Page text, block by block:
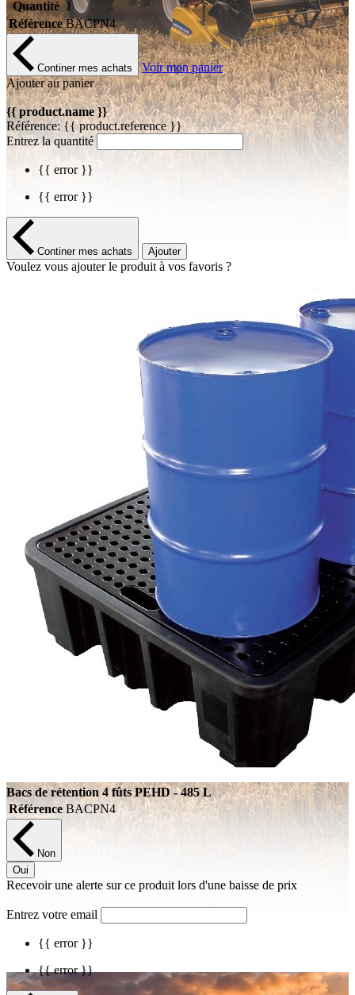
Quantité 1
Référence BACPN4
Continer mes achats
Voir mon panier
Ajouter au panier
{{ product.name }}
Référence: {{ product.reference }}
Entrez la quantité
{{ error }}
{{ error }}
Continer mes achats Ajouter
Voulez vous ajouter le produit à vos favoris ?
Bacs de rétention 4 fûts PEHD - 485 L
Référence BACPN4
Non
Oui
Recevoir une alerte sur ce produit lors d'une baisse de prix
Entrez votre email
{{ error }}
{{ error }}